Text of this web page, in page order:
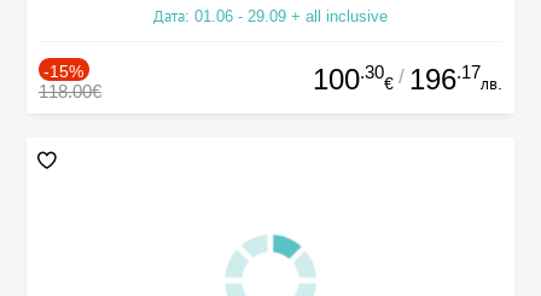
Дата: 01.06 - 29.09 + all inclusive
-15%
118.00€ 100.30
€ / 196.17
лв.